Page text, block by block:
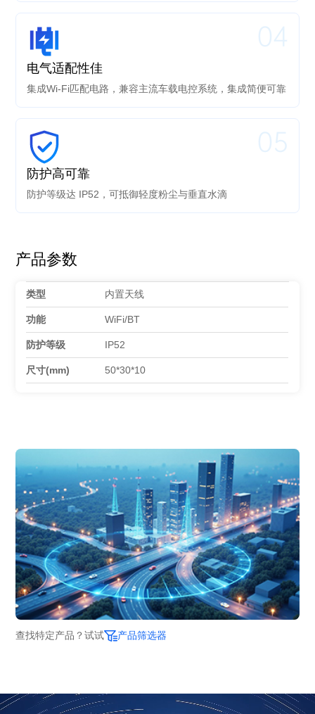
电气适配性佳
集成Wi-Fi匹配电路，兼容主流车载电控系统，集成简便可靠
04
防护高可靠
防护等级达 IP52，可抵御轻度粉尘与垂直水滴
05
产品参数
类型 内置天线
功能 WiFi/BT
防护等级 IP52
尺寸(mm) 50*30*10
查找特定产品？试试 产品筛选器